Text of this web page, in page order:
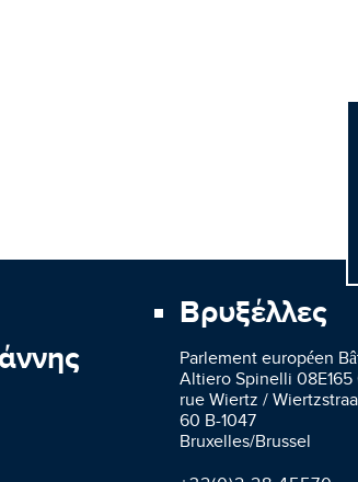
Βρυξέλλες
Parlement européen
Altiero Spinelli 08E165
rue Wiertz /
60 B-1047
Bruxelles/Brussel